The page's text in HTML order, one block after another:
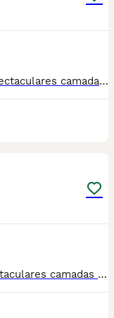
📞📞6️⃣4️⃣1️⃣9️⃣2️⃣2️⃣3️⃣9️⃣0️⃣📞📞📞📞 Espectaculares camadas de gatitos de Scotish Fold nacionales descendientes de las mejores líneas de sangre. Disponibles tanto hembras como machos. Las camadas están bajo supervisión veterinaria desde su nacimiento hasta que son entregadas a su nueva familia. Criados por un equipo de profesionales y mejores personas que, con más de 20 años de experiencia , cuidan a los animales por vocación, aplicando una cría ética y responsable para que cada cachorro se desarrolle con la mejor salud y con un buen temperamento. Todos los cachorritos se entregan con unos dos meses y medio de edad y sus vacunas correspondientes, desparasitados interna y externamente, con certificado de salud, y garantía tanto por enfermedad vírica como congénito genética. Posibilidad de entregar en toda España mediante transporte propio preparado para animales y con chofer privado. Los precios pueden variar según las características y morfología de cada cachorro. Añádenos al whats app o llámanos, y encantados atenderemos todas tus dudas y consultas. Teléfono / Whats app: 641 92 23 90
📞6️⃣4️⃣1️⃣9️⃣2️⃣2️⃣3️⃣9️⃣0️⃣📞📞📞📞 Espectaculares camadas de perritos de machos y hembras de scotisf fold y lilac nacionales descendientes de las mejores líneas de sangre. Disponibles tanto hembras como machos. Las camadas están bajo supervisión veterinaria desde su nacimiento hasta que son entregadas a su nueva familia. Criados por un equipo de profesionales y mejores personas que, con más de 20 años de experiencia , cuidan a los animales por vocación, aplicando una cría ética y responsable para que cada cachorro se desarrolle con la mejor salud y con un buen temperamento. Todos los cachorritos se entregan con unos dos meses y medio de edad y sus vacunas correspondientes, desparasitados interna y externamente, con certificado de salud, y garantía tanto por enfermedad vírica como congénito genética. Posibilidad de entregar en toda España mediante transporte propio preparado para animales y con chofer privado. Los precios pueden variar según las características y morfología de cada cachorro. Añádenos al whats app o llámanos, y encantados atenderemos todas tus dudas y consultas. Teléfono / Whats app: 641 92 23 90